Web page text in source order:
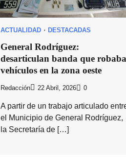
ACTUALIDAD DESTACADAS
General Rodríguez:
desarticulan banda que
vehículos en la zona oeste
Redacción 22 Abril, 2026 0
A partir de un trabajo articulado
el Municipio de General Rodríguez,
la Secretaría de […]